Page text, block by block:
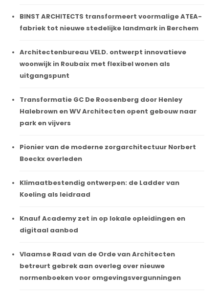
BINST ARCHITECTS transformeert voormalige ATEA-
fabriek tot nieuwe stedelijke landmark in Berchem
Architectenbureau VELD. ontwerpt innovatieve
woonwijk in Roubaix met flexibel wonen als
uitgangspunt
Transformatie GC De Roosenberg door Henley
Halebrown en WV Architecten opent gebouw naar
park en vijvers
Pionier van de moderne zorgarchitectuur Norbert
Boeckx overleden
Klimaatbestendig ontwerpen: de Ladder van
Koeling als leidraad
Knauf Academy zet in op lokale opleidingen en
digitaal aanbod
Vlaamse Raad van de Orde van Architecten
betreurt gebrek aan overleg over nieuwe
normenboeken voor omgevingsvergunningen